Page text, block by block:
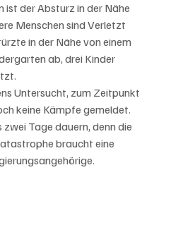
ist der Absturz in der Nähe
Menschen sind Verletzt
in der Nähe von einem
ab, drei Kinder
Untersucht, zum Zeitpunkt
keine Kämpfe gemeldet.
Tage dauern, denn die
braucht eine